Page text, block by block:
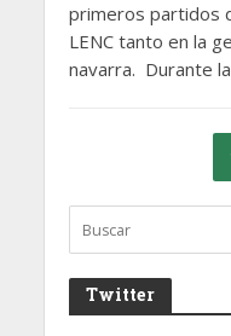
primeros partidos
LENC tanto en la
navarra. Durante
Twitter